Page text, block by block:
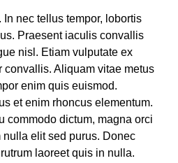
nec tellus tempor, lobortis
Praesent iaculis convallis
nisl. Etiam vulputate ex
convallis. Aliquam vitae metus
enim quis euismod.
et enim rhoncus elementum.
commodo dictum, magna orci
nulla elit sed purus. Donec
laoreet quis in nulla.